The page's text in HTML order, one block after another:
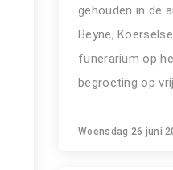
gehouden in de
Beyne,
funerarium op
begroeting op
Woensdag 26 juni